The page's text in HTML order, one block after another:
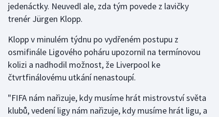
Gymnastika
Jezdectví
Judo
Krasobruslení
jedenáctky. Neuvedl ale, zda tým povede z lavičky
trenér Jürgen Klopp.
Klopp v minulém týdnu po vydřeném postupu z
osmifinále Ligového poháru upozornil na termínovou
kolizi a nadhodil možnost, že Liverpool ke
čtvrtfinálovému utkání nenastoupí.
"FIFA nám nařizuje, kdy musíme hrát mistrovství světa
klubů, vedení ligy nám nařizuje, kdy musíme hrát ligu, a